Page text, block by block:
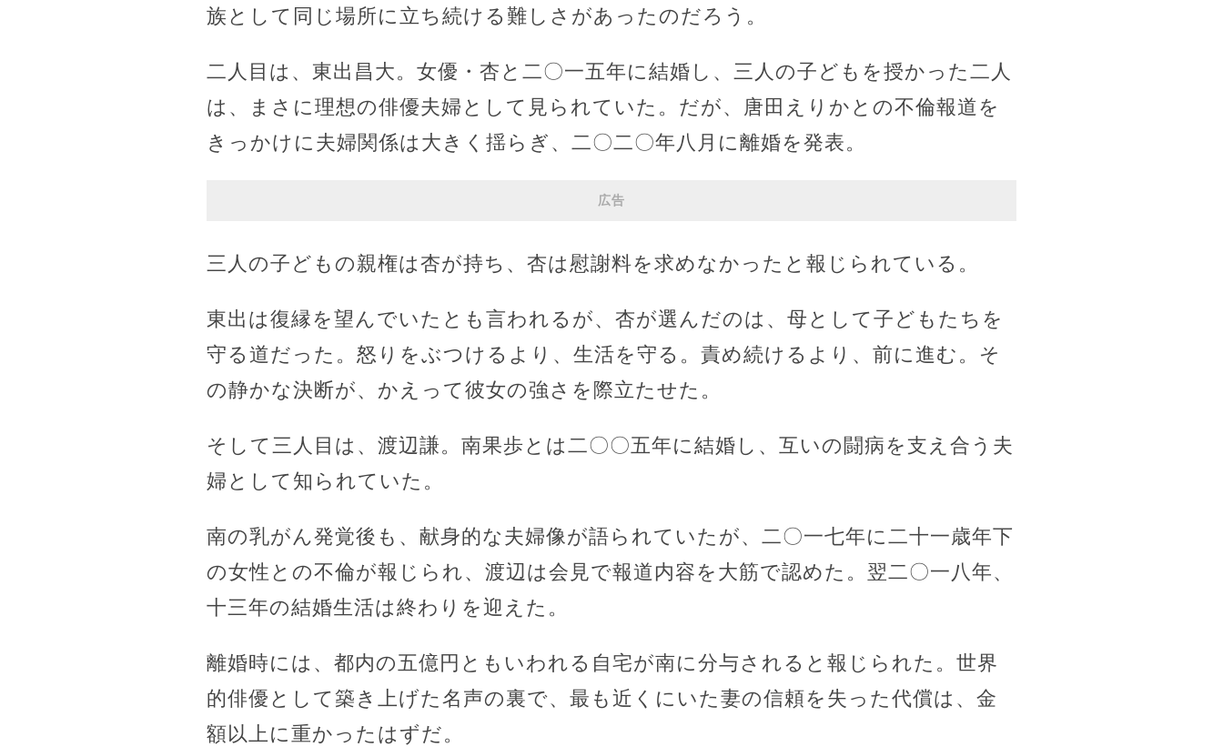
族として同じ場所に立ち続ける難しさがあったのだろう。
二人目は、東出昌大。女優・杏と二〇一五年に結婚し、三人の子どもを授かった二人
は、まさに理想の俳優夫婦として見られていた。だが、唐田えりかとの不倫報道を
きっかけに夫婦関係は大きく揺らぎ、二〇二〇年八月に離婚を発表。
広告
三人の子どもの親権は杏が持ち、杏は慰謝料を求めなかったと報じられている。
東出は復縁を望んでいたとも言われるが、杏が選んだのは、母として子どもたちを
守る道だった。怒りをぶつけるより、生活を守る。責め続けるより、前に進む。そ
の静かな決断が、かえって彼女の強さを際立たせた。
そして三人目は、渡辺謙。南果歩とは二〇〇五年に結婚し、互いの闘病を支え合う夫
婦として知られていた。
南の乳がん発覚後も、献身的な夫婦像が語られていたが、二〇一七年に二十一歳年下
の女性との不倫が報じられ、渡辺は会見で報道内容を大筋で認めた。翌二〇一八年、
十三年の結婚生活は終わりを迎えた。
離婚時には、都内の五億円ともいわれる自宅が南に分与されると報じられた。世界
的俳優として築き上げた名声の裏で、最も近くにいた妻の信頼を失った代償は、金
額以上に重かったはずだ。